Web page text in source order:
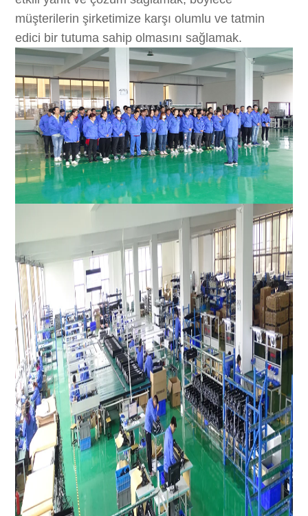
müşterilerin şirketimize karşı olumlu ve tatmin
edici bir tutuma sahip olmasını sağlamak.